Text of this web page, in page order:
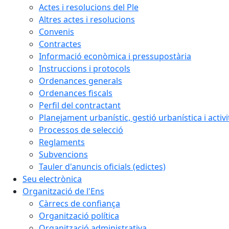
Actes i resolucions del Ple
Altres actes i resolucions
Convenis
Contractes
Informació econòmica i pressupostària
Instruccions i protocols
Ordenances generals
Ordenances fiscals
Perfil del contractant
Planejament urbanístic, gestió urbanística i
Processos de selecció
Reglaments
Subvencions
Tauler d'anuncis oficials (edictes)
Seu electrònica
Organització de l'Ens
Càrrecs de confiança
Organització política